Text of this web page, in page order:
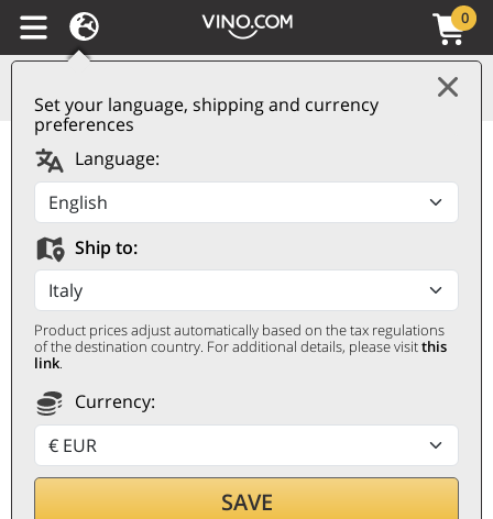
Set your language, shipping and currency
preferences
Language:
Ship to:
Product prices adjust automatically based on the tax regulations
of the destination country. For additional details, please visitthis
link.
Currency:
SAVE
0
Südtirol - Alto Adige
Riesling DOC Harrer
2024 Colterenzio
COLTERENZIO
0,75 ℓ